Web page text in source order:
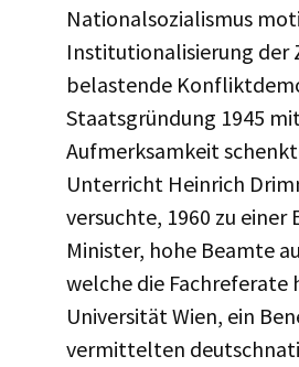
Nationalsozialismus
Institutionalisierung der
belastende
Staatsgründung 1945
Aufmerksamkeit
Unterricht Heinrich
versuchte, 1960 zu
Minister, hohe Beamte
welche die Fachreferate
Universität Wien, ein
vermittelten